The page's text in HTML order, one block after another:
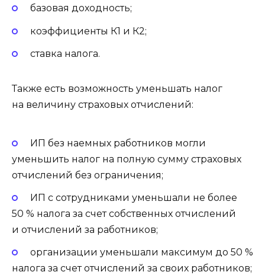
базовая доходность;
коэффициенты К1 и К2;
ставка налога.
Также есть возможность уменьшать налог
на величину страховых отчислений:
ИП без наемных работников могли
уменьшить налог на полную сумму страховых
отчислений без ограничения;
ИП с сотрудниками уменьшали не более
50 % налога за счет собственных отчислений
и отчислений за работников;
организации уменьшали максимум до 50 %
налога за счет отчислений за своих работников;